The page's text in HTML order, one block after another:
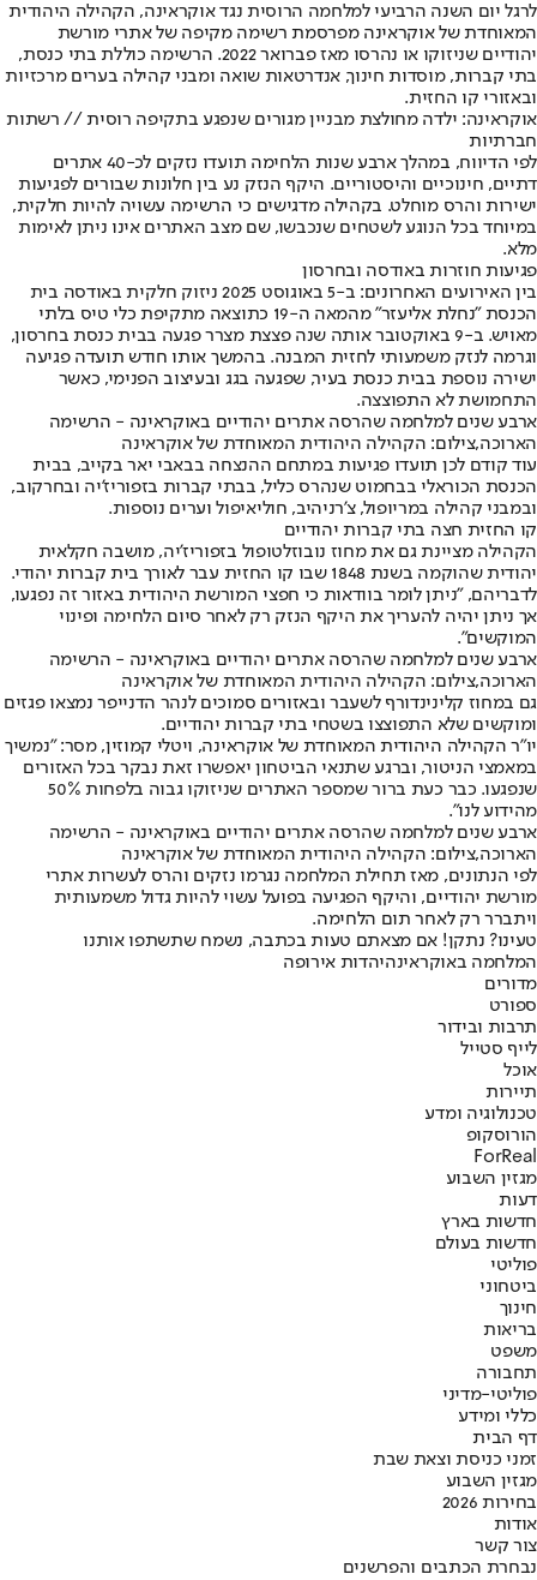
לרגל יום השנה הרביעי למלחמה הרוסית נגד אוקראינה, הקהילה היהודית
המאוחדת של אוקראינה מפרסמת רשימה מקיפה של אתרי מורשת
יהודיים שניזוקו או נהרסו מאז פברואר 2022. הרשימה כוללת בתי כנסת,
בתי קברות, מוסדות חינוך, אנדרטאות שואה ומבני קהילה בערים מרכזיות
ובאזורי קו החזית.
אוקראינה: ילדה מחולצת מבניין מגורים שנפגע בתקיפה רוסית // רשתות
חברתיות
לפי הדיווח, במהלך ארבע שנות הלחימה תועדו נזקים לכ-40 אתרים
דתיים, חינוכיים והיסטוריים. היקף הנזק נע בין חלונות שבורים לפגיעות
ישירות והרס מוחלט. בקהילה מדגישים כי הרשימה עשויה להיות חלקית,
במיוחד בכל הנוגע לשטחים שנכבשו, שם מצב האתרים אינו ניתן לאימות
מלא.
פגיעות חוזרות באודסה ובחרסון
בין האירועים האחרונים: ב-5 באוגוסט 2025 ניזוק חלקית באודסה בית
הכנסת "נחלת אליעזר" מהמאה ה-19 כתוצאה מתקיפת כלי טיס בלתי
מאויש. ב-9 באוקטובר אותה שנה פצצת מצרר פגעה בבית כנסת בחרסון,
וגרמה לנזק משמעותי לחזית המבנה. בהמשך אותו חודש תועדה פגיעה
ישירה נוספת בבית כנסת בעיר, שפגעה בגג ובעיצוב הפנימי, כאשר
התחמושת לא התפוצצה.
ארבע שנים למלחמה שהרסה אתרים יהודיים באוקראינה - הרשימה
הארוכה,צילום: הקהילה היהודית המאוחדת של אוקראינה
עוד קודם לכן תועדו פגיעות במתחם ההנצחה בבאבי יאר בקייב, בבית
הכנסת הכוראלי בבחמוט שנהרס כליל, בבתי קברות בזפוריז'יה ובחרקוב,
ובמבני קהילה במריופול, צ'רניהיב, חוליאיפול וערים נוספות.
קו החזית חצה בתי קברות יהודיים
הקהילה מציינת גם את מחוז נובוזלטופול בזפוריז'יה, מושבה חקלאית
יהודית שהוקמה בשנת 1848 שבו קו החזית עבר לאורך בית קברות יהודי.
לדבריהם, "ניתן לומר בוודאות כי חפצי המורשת היהודית באזור זה נפגעו,
אך ניתן יהיה להעריך את היקף הנזק רק לאחר סיום הלחימה ופינוי
המוקשים".
ארבע שנים למלחמה שהרסה אתרים יהודיים באוקראינה - הרשימה
הארוכה,צילום: הקהילה היהודית המאוחדת של אוקראינה
גם במחוז קלינינדורף לשעבר ובאזורים סמוכים לנהר הדנייפר נמצאו פגזים
ומוקשים שלא התפוצצו בשטחי בתי קברות יהודיים.
יו"ר הקהילה היהודית המאוחדת של אוקראינה, ויטלי קמוזין, מסר: "נמשיך
במאמצי הניטור, וברגע שתנאי הביטחון יאפשרו זאת נבקר בכל האזורים
שנפגעו. כבר כעת ברור שמספר האתרים שניזוקו גבוה בלפחות 50%
מהידוע לנו".
ארבע שנים למלחמה שהרסה אתרים יהודיים באוקראינה - הרשימה
הארוכה,צילום: הקהילה היהודית המאוחדת של אוקראינה
לפי הנתונים, מאז תחילת המלחמה נגרמו נזקים והרס לעשרות אתרי
מורשת יהודיים, והיקף הפגיעה בפועל עשוי להיות גדול משמעותית
ויתברר רק לאחר תום הלחימה.
טעינו? נתקן! אם מצאתם טעות בכתבה, נשמח שתשתפו אותנו
המלחמה באוקראינהיהדות אירופה
מדורים
ספורט
תרבות ובידור
לייף סטייל
אוכל
תיירות
טכנולוגיה ומדע
הורוסקופ
ForReal
מגזין השבוע
דעות
חדשות בארץ
חדשות בעולם
פוליטי
ביטחוני
חינוך
בריאות
משפט
תחבורה
פוליטי-מדיני
כללי ומידע
דף הבית
זמני כניסת וצאת שבת
מגזין השבוע
בחירות 2026
אודות
צור קשר
נבחרת הכתבים והפרשנים